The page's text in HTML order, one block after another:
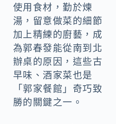
使用食材，勤於煉
湯，留意做菜的細節
加上精練的廚藝，成
為郭春發能從南到北
辦桌的原因，這些古
早味、酒家菜也是
「郭家餐館」奇巧致
勝的關鍵之一。